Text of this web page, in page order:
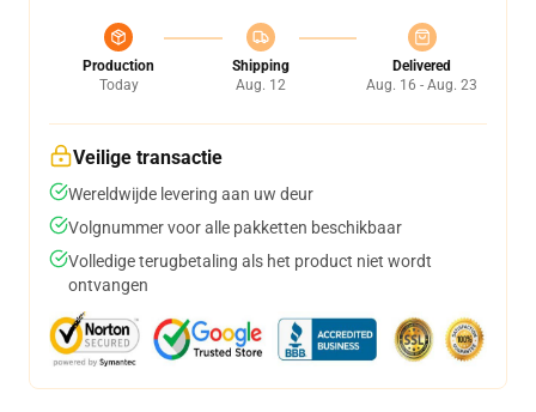
Production
Today
Shipping
Aug. 12
Delivered
Aug. 16 - Aug. 23
Veilige transactie
Wereldwijde levering aan uw deur
Volgnummer voor alle pakketten beschikbaar
Volledige terugbetaling als het product niet wordt
ontvangen